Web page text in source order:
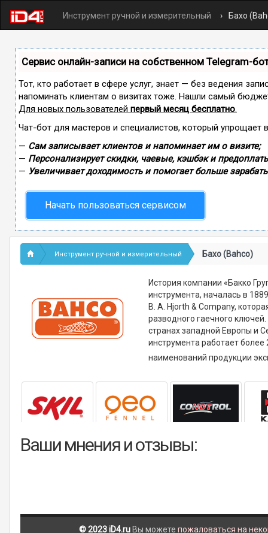
Инструмент ручной и измерительный Бахо
Сервис онлайн-записи на собственном Telegram-
Тот, кто работает в сфере услуг, знает — без ведения
напоминать клиентам о визитах тоже. Нашли самый
Для новых пользователей первый месяц бесплатно.
Чат-бот для мастеров и специалистов, который упрощает
— Сам записывает клиентов и напоминает им о визите;
— Персонализирует скидки, чаевые, кэшбэк и
— Увеличивает доходимость и помогает больше
Начать пользоваться сервисом
Инструмент ручной и измерительный Бахо (Bahco)
История компании «Бакко
инструмента, началась в
В. A. Hjorth & Company,
разводного гаечного
странах западной Европы и
инструмента работает
наименований продукции
Ваши мнения и отзывы:
© 2023 iD4.ru Вы можете пожаловаться на